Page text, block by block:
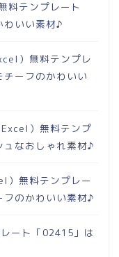
料テンプレート
わいい素材♪
）無料テンプレ
ーフのかわいい
）無料テンプ
なおしゃれ素材♪
）無料テンプレー
のかわいい素材♪
ート「02415」は